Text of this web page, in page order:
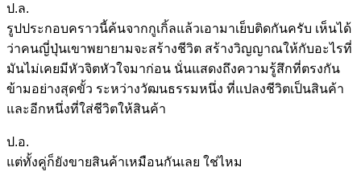
ป.ล.
รูปประกอบคราวนี้ค้นจากกูเกิ้ลแล้วเอามาเย็บติดกันครับ เห็นได้
ว่าคนญี่ปุ่นเขาพยายามจะสร้างชีวิต สร้างวิญญาณให้กับอะไรที่
มันไม่เคยมีหัวจิตหัวใจมาก่อน นั่นแสดงถึงความรู้สึกที่ตรงกัน
ข้ามอย่างสุดขั้ว ระหว่างวัฒนธรรมหนึ่ง ที่แปลงชีวิตเป็นสินค้า
และอีกหนึ่งที่ใส่ชีวิตให้สินค้า
ป.อ.
แต่ทั้งคู่ก็ยังขายสินค้าเหมือนกันเลย ใช่ไหม